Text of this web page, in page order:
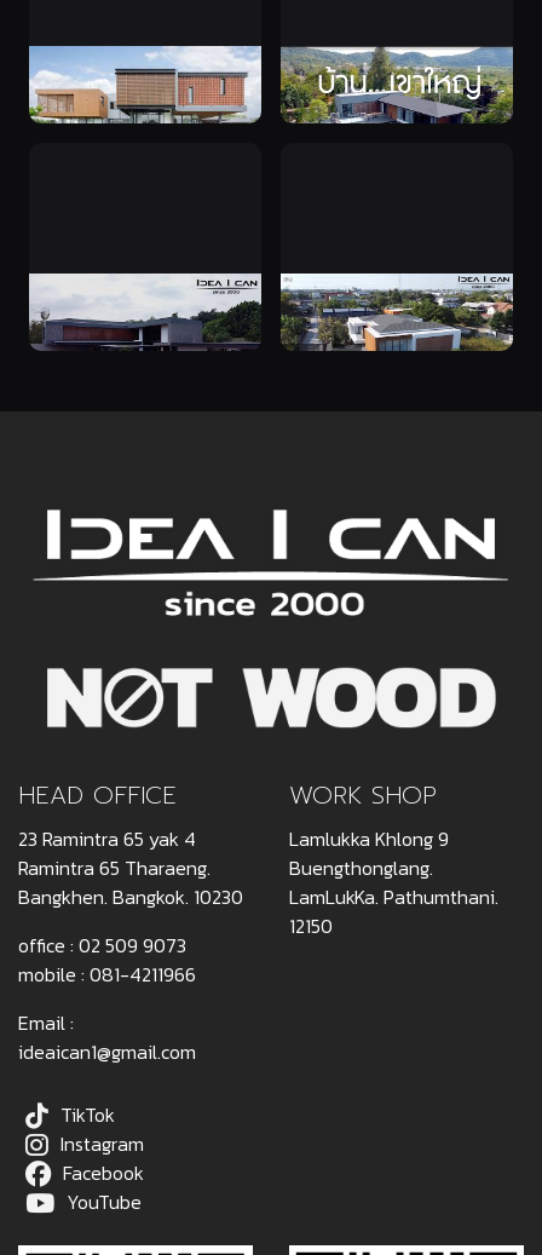
ฟังเรื่องราวความประทับใจจาก
เจ้าของบ้านสองข้าว คุณสมยศ
– คุณปรารถนา #ผลงาน
ฟังเรื่องราวความประทับใจจาก
เจ้าของ คุณอุเทน (สร้างบ้าน
พักตากอากาศ เขาใหญ่)
ฟังเรื่องราวความประทับใจจาก
เจ้าของบ้าน คุณป๊อปและคุณ
เชอรี่ #ผลงานก่อสร้าง เขตทวี
บ้านสุภัช-นรา Moden Luxury
บ้านโมเดิร์นหรู ดอนเมือง
HEAD OFFICE
23 Ramintra 65 yak 4
Ramintra 65 Tharaeng.
Bangkhen. Bangkok. 10230
office : 02 509 9073
mobile : 081-4211966
Email :
ideaican1@gmail.com
WORK SHOP
Lamlukka Khlong 9
Buengthonglang.
LamLukKa. Pathumthani.
12150
TikTok
Instagram
Facebook
YouTube